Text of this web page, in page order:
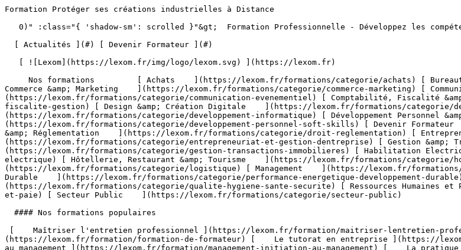
Formation Protéger ses créations industrielles à Distance                                   

   0)" :class="{ 'shadow-sm': scrolled }"&gt;  Formation Professionnelle - Développez les compétences qui font la différence 

  [ Actualités ](#) [ Devenir Formateur ](#)  

   [ ![Lexom](https://lexom.fr/img/logo/lexom.svg) ](https://lexom.fr) 

     Nos formations         [ Achats    ](https://lexom.fr/formations/categorie/achats) [ Bureautique    ](https://lexom.fr/formations/categorie/bureautique) [ Commerce &amp; Marketing    ](https://lexom.fr/formations/categorie/commerce-marketing) [ Communication &amp; Evènementiel    ](https://lexom.fr/formations/categorie/communication-evenementiel) [ Comptabilité, Fiscalité &amp; Gestion    ](https://lexom.fr/formations/categorie/comptabilite-fiscalite-gestion) [ Design &amp; Création Digitale    ](https://lexom.fr/formations/categorie/design-creation-digitale) [ Développement Informatique    ](https://lexom.fr/formations/categorie/developpement-informatique) [ Développement Personnel &amp; Soft skills    ](https://lexom.fr/formations/categorie/developpement-personnel-soft-skills) [ Devenir Formateur    ](https://lexom.fr/formations/categorie/devenir-formateur) [ Droit &amp; Réglementation    ](https://lexom.fr/formations/categorie/droit-reglementation) [ Entrepreneuriat et gestion d’entreprise    ](https://lexom.fr/formations/categorie/entrepreneuriat-et-gestion-dentreprise) [ Gestion &amp; Transactions Immobilières    ](https://lexom.fr/formations/categorie/gestion-transactions-immobilieres) [ Habilitation Electrique    ](https://lexom.fr/formations/categorie/habilitation-electrique) [ Hôtellerie, Restaurant &amp; Tourisme    ](https://lexom.fr/formations/categorie/hotellerie-restaurant-tourisme) [ Logistique    ](https://lexom.fr/formations/categorie/logistique) [ Management    ](https://lexom.fr/formations/categorie/management) [ Performance Énergétique &amp; Développement Durable    ](https://lexom.fr/formations/categorie/performance-energetique-developpement-durable) [ Qualité, Hygiène, Santé, Sécurité    ](https://lexom.fr/formations/categorie/qualite-hygiene-sante-securite) [ Ressources Humaines et Paie    ](https://lexom.fr/formations/categorie/ressources-humaines-et-paie) [ Secteur Public    ](https://lexom.fr/formations/categorie/secteur-public) 

  #### Nos formations populaires

 [    Maîtriser l'entretien professionnel ](https://lexom.fr/formation/maitriser-lentretien-professionnel) [    Formation de formateur ](https://lexom.fr/formation/formation-de-formateur) [    Le tutorat en entreprise ](https://lexom.fr/formation/le-tutorat-en-entreprise) [    Management - Initiation au management ](https://lexom.fr/formation/management-initiation-au-management) [    La pratique de la paie - Initiation ](https://lexom.fr/formation/la-pratique-de-la-paie-initiation) [    Le manager de proximité ](https://lexom.fr/formation/le-manager-de-proximite) 

 [ Voir toutes nos formations    ](https://lexom.fr/formations) 

   ![Achats](https://lexom.fr/tenancy/assets/categories/small/3dEnnN8yeOj7YmMtPWMjZvBSXi4NVonqWeKCohV3.webp) 

 #### Achats 

  Optimisez vos achats pour transformer vos coûts en leviers de performance.

 #####  Domaines de formation 

 [    Gestion &amp; Performance des Achats ](https://lexom.fr/formations/categorie/achats/gestion-performance-des-achats) [    Négociation &amp; Relations Fournisseurs ](https://lexom.fr/formations/categorie/achats/negociation-relations-fournisseurs) [    Parcours Métier &amp; Découverte ](https://lexom.fr/formations/categorie/achats/parcours-metier-decouverte) 

  [ Voir toutes les formations achats    ](https://lexom.fr/formations/categorie/achats) 

  ![Bureautique](https://lexom.fr/tenancy/assets/categories/small/dOdlwl6fNirHlGIdlqxo9NMbGKCRJm6vhpz0r6Ic.webp) 

 #### Bureautique 

  Boostez votre productivité grâce à nos formations bureautiques adaptées à tous niveaux.

 #####  Domaines de formation 

 [    Excel ](https://lexom.fr/formations/categorie/bureautique/excel) [    Google Suite &amp; Outils collaboratifs ](https://lexom.fr/formations/categorie/bureautique/google-suite-outils-collaboratifs) [    Intelligence artificielle (IA) ](https://lexom.fr/formations/categorie/bureautique/intelligence-artificielle-ia) [    Internet, Cloud &amp; Sécurité ](https://lexom.fr/formations/categorie/bureautique/internet-cloud-securite) [    OneNote ](https://lexom.fr/formations/categorie/bureautique/onenote) [    Outlook ](https://lexom.fr/formations/categorie/bureautique/outlook) [    Powerpoint ](https://lexom.fr/formations/categorie/bureautique/powerpoint) [    Publisher ](https://lexom.fr/formations/categorie/bureautique/publisher) [    Système d'exploitation ](https://lexom.fr/formations/categorie/bureautique/systeme-dexploitation) [    Word ](https://lexom.fr/formations/categorie/bureautique/word) 

  [ Voir toutes les formations bureautique    ](https://lexom.fr/formations/categorie/bureautique) 

  ![Commerce & Marketing](https://lexom.fr/tenancy/assets/categories/small/hhPP2XL4ozUX1eWqaQWRGCkg6vW7vKEC3TALNuEw.webp) 

 #### Commerce &amp; Marketing 

  Développez vos ventes, fidélisez vos clients et boostez votre visibilité grâce aux meilleures pratiques commerciales et marketing.

 #####  Domaines de formation 

 [    CRM &amp; Relation Client ](https://lexom.fr/formations/categorie/commerce-marketing/crm-relation-client) [    Marketing Digital &amp; Réseaux Sociaux ](https://lexom.fr/formations/categorie/commerce-marketing/marketing-digital-reseaux-sociaux) [    Négociation Commerciale ](https://lexom.fr/formations/categorie/commerce-marketing/negociation-commerciale) [    Parcours Métier &amp; Découverte ](https://lexom.fr/formations/categorie/commerce-marketing/parcours-metier-decouverte-1) [    Prospection &amp; Fidélisation Client ](https://lexom.fr/formations/categorie/commerce-marketing/prospection-fidelisation-client) [    Service Après Vente (SAV) ](https://lexom.fr/formations/categorie/commerce-marketing/service-apres-vente-sav) [    Stratégie &amp; Plan Marketing ](https://lexom.fr/formations/categorie/commerce-marketing/strategie-plan-marketing) [    Techniques de Vente ](https://lexom.fr/formations/categorie/commerce-marketing/techniques-de-vente) 

  [ Voir toutes les formations commerce &amp; marketing    ](https://lexom.fr/formations/categorie/commerce-marketing) 

  ![Communication & Evènementiel](https://lexom.fr/tenancy/assets/categories/small/S8UCgEtfGZCGsuKcIuFAO1dGJU8nvHNu4BUZwdRi.webp) 

 #### Communication &amp; Evènementiel 

  Alliez communication impactante et organisation d’événements réussis pour marquer les esprits et créer du lien.

 #####  Domaines de formation 

 [    Communication Digitale &amp; Réseaux Sociaux ](https://lexom.fr/formations/categorie/communication-evenementiel/communication-digitale-reseaux-sociaux) [    Communication Interne &amp; Externe ](https://lexom.fr/formations/categorie/communication-evenementiel/communication-interne-externe) [    Organisation d’Événements Professionnels ](https://lexom.fr/formations/categorie/communication-evenementiel/organisation-devenements-professionnels) [    Parcours Métier &amp; Découverte ](https://lexom.fr/formations/categorie/communication-evenementiel/parcours-metier-decouverte-12) 

  [ Voir toutes les formations communication &amp; evènementiel    ](https://lexom.fr/formations/categorie/communication-evenementiel) 

  ![Comptabilité, Fiscalité & Gestion](https://lexom.fr/tenancy/assets/categories/small/dVNgmt1tZIUD9woC2rbZbOZoxRUJOR1Gwbjw9vaD.webp) 

 #### Comptabilité, Fiscalité &amp; Gestion 

  Maîtrisez les chiffres, sécurisez vos décisions et pilotez la performance de votre entreprise.

 #####  Domaines de formation 

 [    Comptabilité Générale &amp; Analytique ](https://lexom.fr/formations/categorie/comptabilite-fiscalite-gestion/comptabilite-generale-analytique) [    Contrôle de Gestion &amp; Tableaux de Bord ](https://lexom.fr/formations/categorie/comptabilite-fiscalite-gestion/controle-de-gestion-tableaux-de-bord) [    Fiscalité &amp; Obligations Légales ](https://lexom.fr/formations/categorie/comptabilite-fiscalite-gestion/fiscalite-obligations-legales) [    Gestion Financière &amp; Trésorerie ](https://lexom.fr/formations/categorie/comptabilite-fiscalite-gestion/gestion-financiere-tresorerie) [    Outils de Gestion ](https://lexom.fr/formations/categorie/comptabilite-fiscalite-gestion/outils-de-gestion) [    Parcours Métier &amp; Découverte ](https://lexom.fr/formations/categorie/comptabilite-fiscalite-gestion/parcours-metier-decouverte-2) 

  [ Voir toutes les formations comptabilité, fiscalité &amp; gestion    ](https://lexom.fr/formations/categorie/comptabilite-fiscalite-gestion) 

  ![Design & Création Digitale](https://lexom.fr/tenancy/assets/categories/small/fPTxm2WjoWh7SmGhU1DYvTe3UbKEDe2rjoP3meAQ.webp) 

 #### Design &amp; Création Digitale 

  Alliez créativité et impact pour donner vie à vos projets digitaux.

 #####  Domaines de formation 

 [    DAO - 3D &amp; CAO ](https://lexom.fr/formations/categorie/design-creation-digitale/dao-3d-cao) [    Graphisme &amp; Design ](https://lexom.fr/formations/categorie/design-creation-digitale/graphisme-design) [    PAO ](https://lexom.fr/formations/categorie/design-creation-digitale/pao) [    Vidéo &amp; Motion Design ](https://lexom.fr/formations/categorie/design-creation-digitale/video-motion-design) 

  [ Voir toutes les formations design &amp; création digitale    ](https://lexom.fr/formations/categorie/design-creation-digitale) 

  ![Développement Informatique](https://lexom.fr/tenancy/assets/categories/small/OcGQIL0de4biUAG0T5MDyjqX9dNcM1J0zHqhyv1c.webp) 

 #### Développement Informatique 

  Devenez acteur du numérique : développez vos compétences en programmation et créez les solutions de demain.

 #####  Domaines de formation 

 [    Applications &amp; Logiciels ](https://lexom.fr/formations/categorie/developpement-informatique/applications-logiciels) [    Bases